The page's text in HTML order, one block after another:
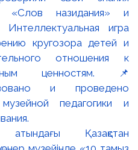
Қазақстан